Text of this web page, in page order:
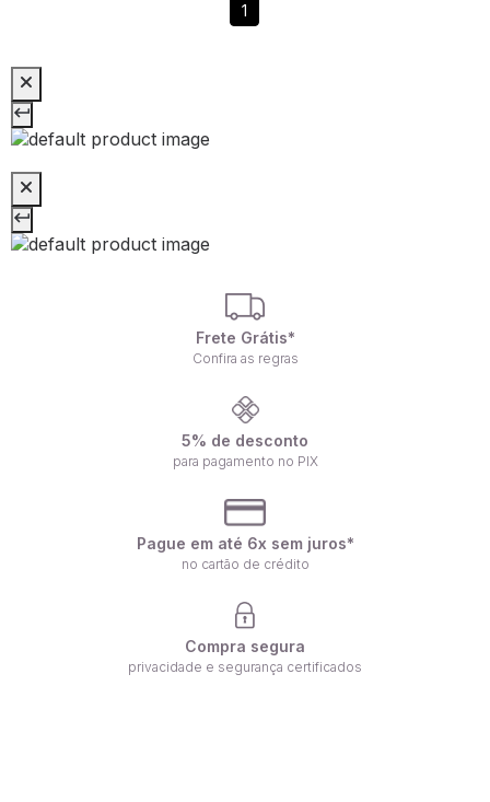
1
Frete Grátis*
Confira as regras
5% de desconto
para pagamento no PIX
Pague em até 6x sem juros*
no cartão de crédito
Compra segura
privacidade e segurança certificados